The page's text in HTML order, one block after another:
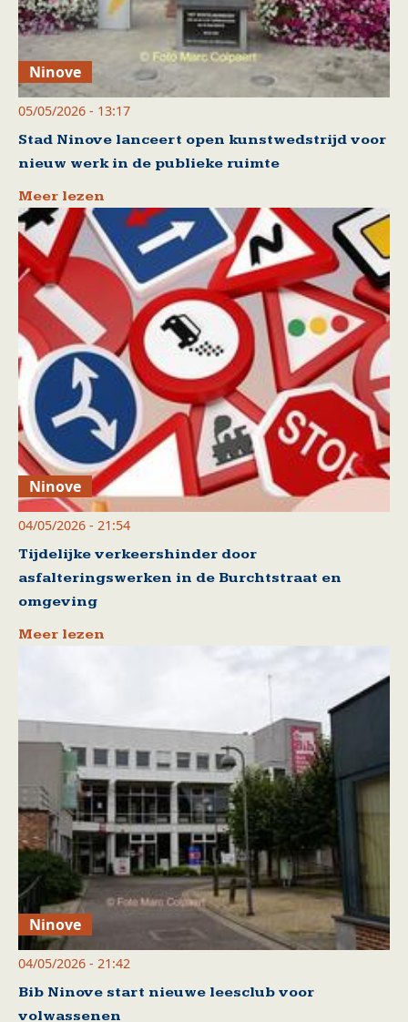
Ninove
05/05/2026 - 13:17
Stad Ninove lanceert open kunstwedstrijd voor
nieuw werk in de publieke ruimte
Meer lezen
Ninove
04/05/2026 - 21:54
Tijdelijke verkeershinder door
asfalteringswerken in de Burchtstraat en
omgeving
Meer lezen
Ninove
04/05/2026 - 21:42
Bib Ninove start nieuwe leesclub voor
volwassenen